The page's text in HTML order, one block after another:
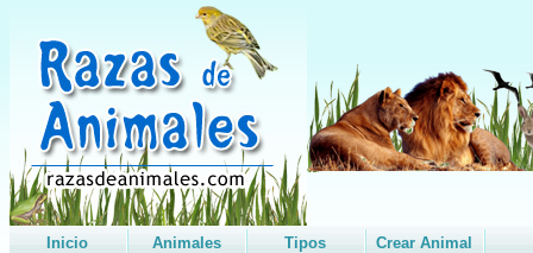
Inicio Animales Tipos Crear Animal